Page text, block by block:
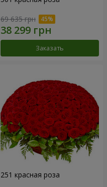
69 635 грн
Заказать
251 красная роза